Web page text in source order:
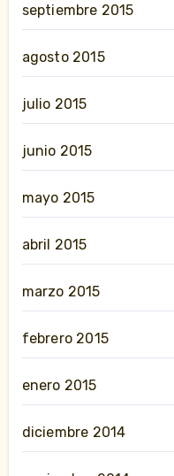
septiembre 2015
agosto 2015
julio 2015
junio 2015
mayo 2015
abril 2015
marzo 2015
febrero 2015
enero 2015
diciembre 2014